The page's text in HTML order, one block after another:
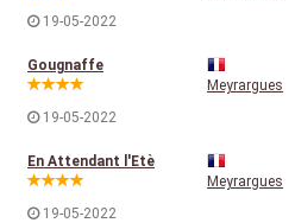
19-05-2022
Gougnaffe
19-05-2022
Meyrargues
En Attendant l'Etè
19-05-2022
Meyrargues